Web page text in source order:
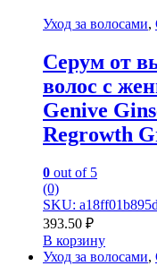
Уход за волосами,
Серум от
волос с
Genive
Regrowth
0 out of 5
(0)
SKU: a18ff01b895d
393.50 ₽
В корзину
Уход за волосами,